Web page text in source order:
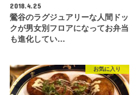
2018.4.25
鶯谷のラグジュアリーな人間ドッ
クが男女別フロアになってお弁当
も進化してい…
お気に入り